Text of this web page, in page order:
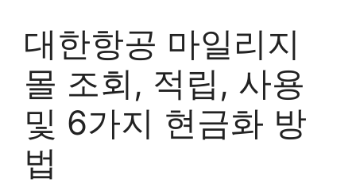
대한항공 마일리지
몰 조회, 적립, 사용
및 6가지 현금화 방
법